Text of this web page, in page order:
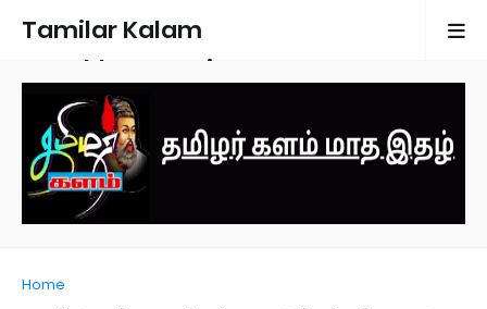
Tamilar Kalam
Monthly Magazine
Home